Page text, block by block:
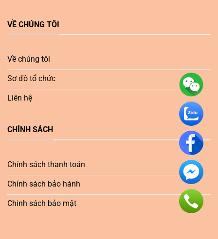
VỀ CHÚNG TÔI
Về chúng tôi
Sơ đồ tổ chức
Liên hệ
CHÍNH SÁCH
Chính sách thanh toán
Chính sách bảo hành
Chinh sách bảo mật